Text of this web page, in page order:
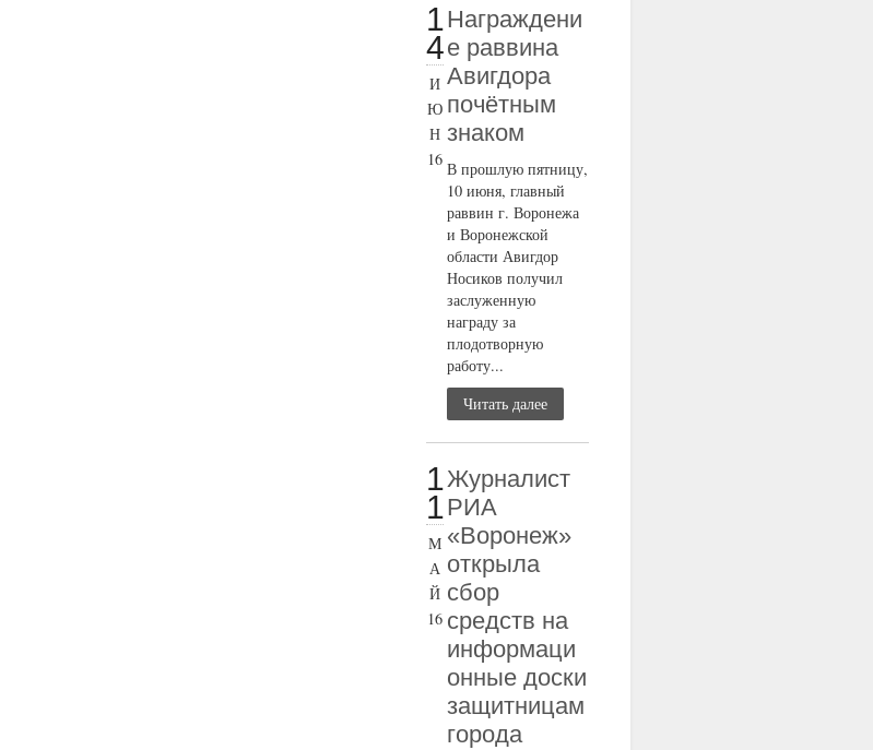
1
4
И
Ю
Н
16
Награждени
е раввина
Авигдора
почётным
знаком
В прошлую пятницу,
10 июня, главный
раввин г. Воронежа
и Воронежской
области Авигдор
Носиков получил
заслуженную
награду за
плодотворную
работу...
Читать далее
1
1
М
А
Й
16
Журналист
РИА
«Воронеж»
открыла
сбор
средств на
информаци
онные доски
защитницам
города